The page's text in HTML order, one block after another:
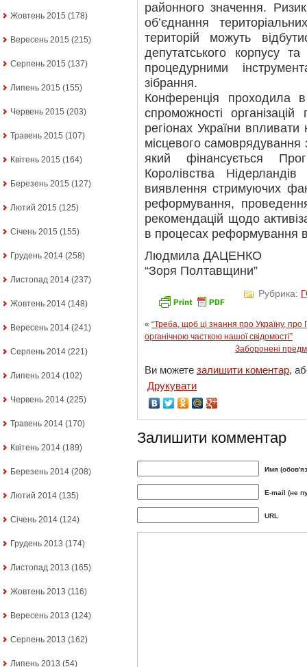
Жовтень 2015 (178)
Вересень 2015 (215)
Серпень 2015 (137)
Липень 2015 (155)
Червень 2015 (203)
Травень 2015 (107)
Квітень 2015 (164)
Березень 2015 (127)
Лютий 2015 (125)
Січень 2015 (155)
Грудень 2014 (258)
Листопад 2014 (237)
Жовтень 2014 (148)
Вересень 2014 (241)
Серпень 2014 (221)
Липень 2014 (102)
Червень 2014 (225)
Травень 2014 (170)
Квітень 2014 (189)
Березень 2014 (208)
Лютий 2014 (135)
Січень 2014 (124)
Грудень 2013 (174)
Листопад 2013 (165)
Жовтень 2013 (116)
Вересень 2013 (124)
Серпень 2013 (162)
Липень 2013 (54)
районного значення.
об’єднання
територій можуть
депутатського корпусу
процедурними
зібрання.
Конференція проходила
спроможності
регіонах України
місцевого
який фінансується
Королівства
виявлення стримуючих
реформування,
рекомендацій щодо
в процесах реформування
Людмила ДАЦЕНКО
“Зоря Полтавщини”
Рубрика:
« “Треба, щоб ці знання про Україну,
органічною часткою нашої свідомості”
Заборонені
Ви можете залишити коментар,
Друкувати
Залишити комментар
Имя
E-mail (не
URL